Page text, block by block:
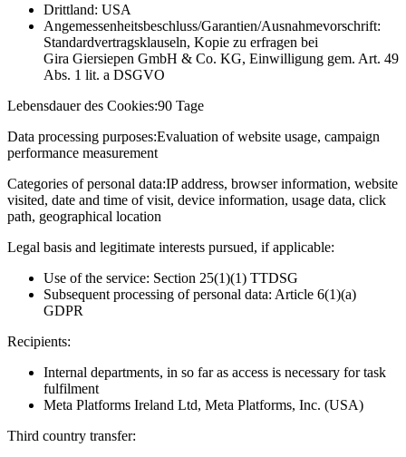
Drittland: USA
Angemessenheitsbeschluss/Garantien/Ausnahmevorschrift:
Standardvertragsklauseln, Kopie zu erfragen bei
Gira Giersiepen GmbH & Co. KG, Einwilligung gem. Art. 49
Abs. 1 lit. a DSGVO
Lebensdauer des Cookies:90 Tage
Data processing purposes:Evaluation of website usage, campaign
performance measurement
Categories of personal data:IP address, browser information, website
visited, date and time of visit, device information, usage data, click
path, geographical location
Legal basis and legitimate interests pursued, if applicable:
Use of the service: Section 25(1)(1) TTDSG
Subsequent processing of personal data: Article 6(1)(a)
GDPR
Recipients:
Internal departments, in so far as access is necessary for task
fulfilment
Meta Platforms Ireland Ltd, Meta Platforms, Inc. (USA)
Third country transfer: